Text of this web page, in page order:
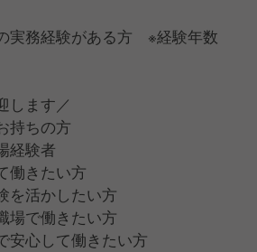
実務経験がある方 ※経験年数
します／
持ちの方
経験者
働きたい方
を活かしたい方
場で働きたい方
心して働きたい方